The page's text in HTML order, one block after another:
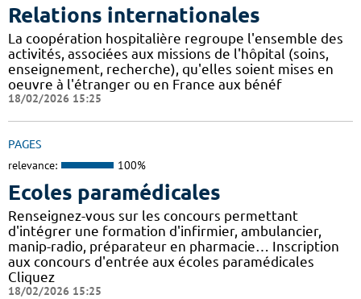
Relations internationales
La coopération hospitalière regroupe l'ensemble des
activités, associées aux missions de l'hôpital (soins,
enseignement, recherche), qu'elles soient mises en
oeuvre à l'étranger ou en France aux bénéf
18/02/2026 15:25
PAGES
relevance: 100%
Ecoles paramédicales
Renseignez-vous sur les concours permettant
d'intégrer une formation d'infirmier, ambulancier,
manip-radio, préparateur en pharmacie… Inscription
aux concours d'entrée aux écoles paramédicales
Cliquez
18/02/2026 15:25